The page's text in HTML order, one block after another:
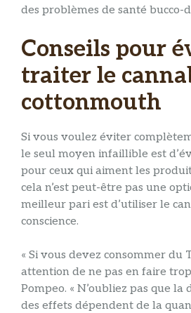
des problèmes de santé bucco-
Conseils pour
traiter le
cottonmouth
Si vous voulez éviter
le seul moyen infaillible est
pour ceux qui aiment les
cela n’est peut-être pas une
meilleur pari est d’utiliser le
conscience.
« Si vous devez consommer du
attention de ne pas en faire trop
Pompeo. « N’oubliez pas que la
des effets dépendent de la